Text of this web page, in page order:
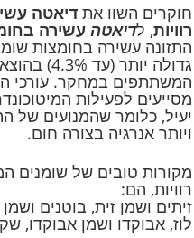
חוקרים השוו את דיאטה
רוויות, לדיאטה עשירה
התזונה עשירה בחומצות
גדולה
המשתתפים במחקר. עורכי
מסייעים לפעילות
יעיל, כלומר שהמנועים של
ויותר אנרגיה בצורה חום.
מקורות טובים של שומנים
רוויות, הם:
זיתים ושמן זית, בוטנים
לוז, אבוקדו ושמן אבוקדו,